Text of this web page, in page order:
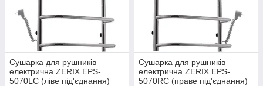
Сушарка для рушників
електрична ZERIX EPS-
5070LC (ліве під'єднання)
Сушарка для рушників
електрична ZERIX EPS-
5070RC (праве під'єднання)